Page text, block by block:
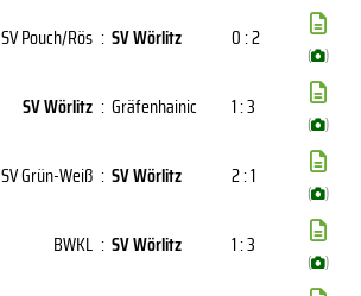
SV Pouch/Rös : SV Wörlitz 0 : 2
( )
SV Wörlitz : Gräfenhainic 1 : 3
( )
SV Grün-Weiß : SV Wörlitz 2 : 1
( )
BWKL : SV Wörlitz 1 : 3
( )